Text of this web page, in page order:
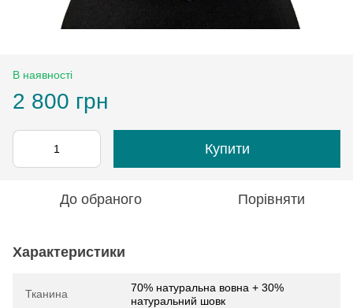
В наявності
2 800 грн
Купити
До обраного Порівняти
Характеристики
Тканина
70% натуральна вовна + 30%
натуральний шовк